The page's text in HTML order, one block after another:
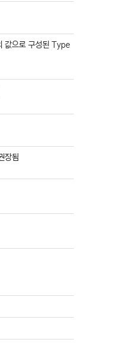
값으로 구성된 Type
장됨